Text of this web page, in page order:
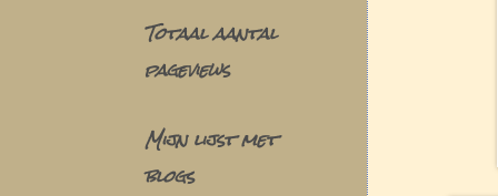
Totaal aantal
pageviews
Mijn lijst met
blogs